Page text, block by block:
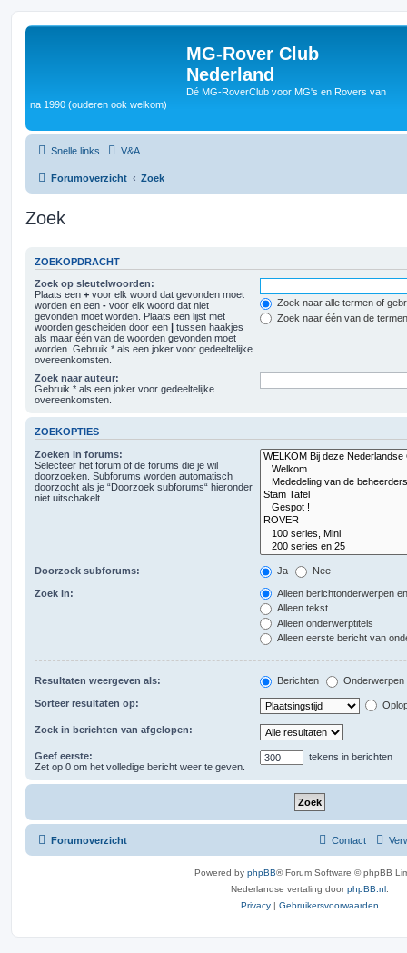
MG-Rover Club
Nederland
Dé MG-RoverClub voor MG's en Rovers van
na 1990 (ouderen ook welkom)
Snelle links V&A
Forumoverzicht Zoek
Zoek
ZOEKOPDRACHT
Zoek op sleutelwoorden:
Plaats een + voor elk woord dat gevonden moet
worden en een - voor elk woord dat niet
gevonden moet worden. Plaats een lijst met
woorden gescheiden door een | tussen haakjes
als maar één van de woorden gevonden moet
worden. Gebruik * als een joker voor gedeeltelijke
overeenkomsten.
Zoek naar alle termen of
Zoek naar één van de
Zoek naar auteur:
Gebruik * als een joker voor gedeeltelijke
overeenkomsten.
ZOEKOPTIES
Zoeken in forums:
Selecteer het forum of de forums die je wil
doorzoeken. Subforums worden automatisch
doorzocht als je “Doorzoek subforums“ hieronder
niet uitschakelt.
Doorzoek subforums: Ja Nee
Zoek in:
Alleen berichtonderwerpen
Alleen tekst
Alleen onderwerptitels
Alleen eerste bericht van
Resultaten weergeven als: Berichten Onderwerpen
Sorteer resultaten op:
Zoek in berichten van afgelopen:
Geef eerste:
Zet op 0 om het volledige bericht weer te geven.
tekens in berichten
Forumoverzicht Contact
Powered by phpBB® Forum Software © phpBB
Nederlandse vertaling doorphpBB.nl.
Privacy| Gebruikersvoorwaarden